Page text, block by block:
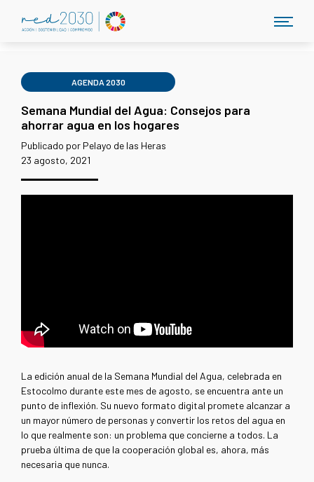
AGENDA 2030
Semana Mundial del Agua: Consejos para
ahorrar agua en los hogares
Publicado por Pelayo de las Heras
23 agosto, 2021
La edición anual de la Semana Mundial del Agua, celebrada en
Estocolmo durante este mes de agosto, se encuentra ante un
punto de inflexión. Su nuevo formato digital promete alcanzar a
un mayor número de personas y convertir los retos del agua en
lo que realmente son: un problema que concierne a todos. La
prueba última de que la cooperación global es, ahora, más
necesaria que nunca.